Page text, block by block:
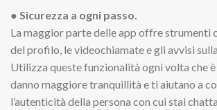
● Sicurezza a ogni passo.
La maggior parte delle app offre strumenti
del profilo, le videochiamate e gli avvisi
Utilizza queste funzionalità ogni volta che
danno maggiore tranquillità e ti aiutano a
l’autenticità della persona con cui stai